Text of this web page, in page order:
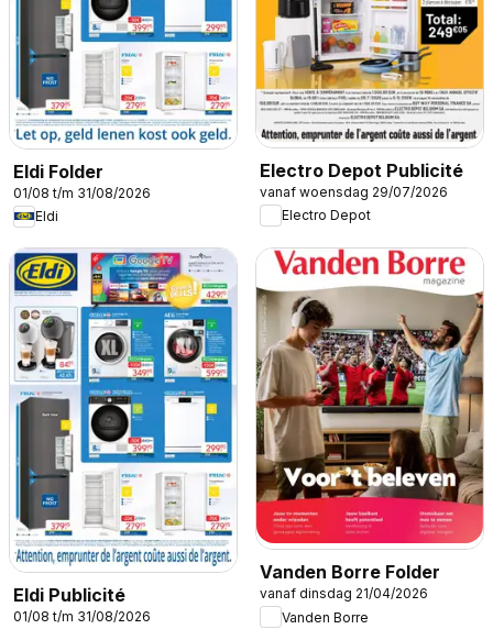
Eldi Folder
01/08 t/m 31/08/2026
Eldi
Electro Depot Publicité
vanaf woensdag 29/07/2026
Electro Depot
Eldi Publicité
01/08 t/m 31/08/2026
Vanden Borre Folder
vanaf dinsdag 21/04/2026
Vanden Borre